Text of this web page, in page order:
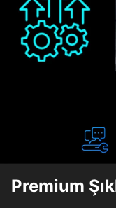
Premium